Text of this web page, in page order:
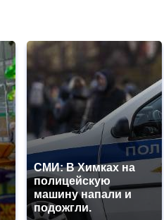
СМИ: В Химках на
полицейскую
машину напали и
подожгли.